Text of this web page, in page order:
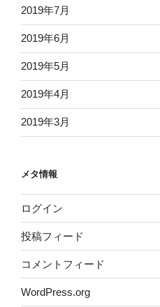
2019年7月
2019年6月
2019年5月
2019年4月
2019年3月
メタ情報
ログイン
投稿フィード
コメントフィード
WordPress.org